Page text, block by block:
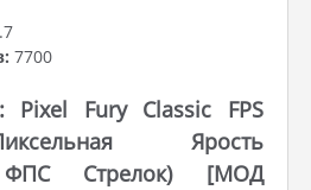
7700
Pixel Fury Classic FPS
Ярость
ФПС Стрелок) [МОД